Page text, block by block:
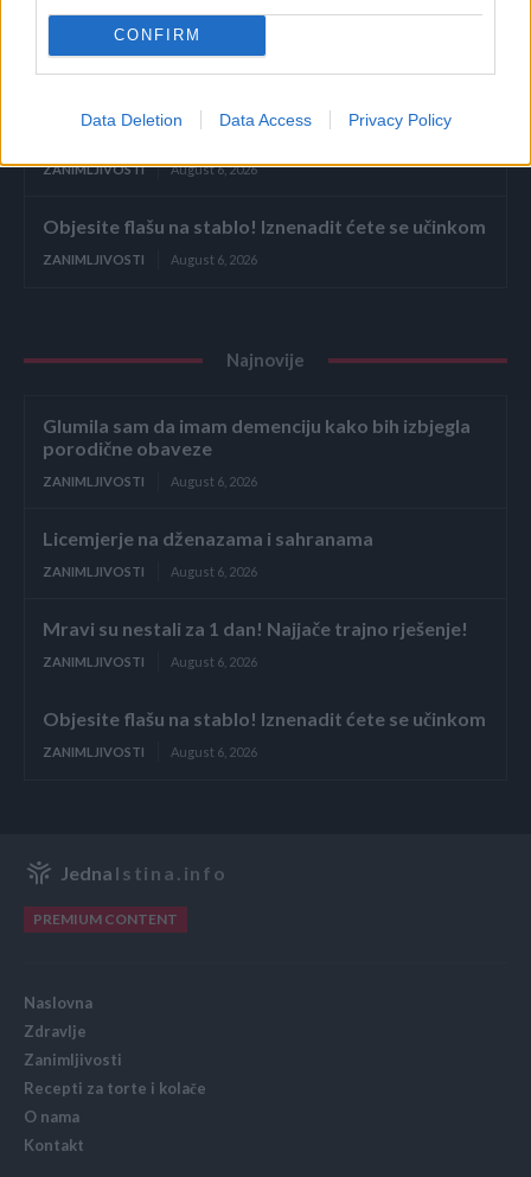
CONFIRM
Data Deletion Data Access Privacy Policy
Licemjerje na dženazama i sahranama
ZANIMLJIVOSTI August 6, 2026
Mravi su nestali za 1 dan! Najjače trajno rješenje!
ZANIMLJIVOSTI August 6, 2026
Objesite flašu na stablo! Iznenadit ćete se učinkom
ZANIMLJIVOSTI August 6, 2026
Najnovije
Glumila sam da imam demenciju kako bih izbjegla
porodične obaveze
ZANIMLJIVOSTI August 6, 2026
Licemjerje na dženazama i sahranama
ZANIMLJIVOSTI August 6, 2026
Mravi su nestali za 1 dan! Najjače trajno rješenje!
ZANIMLJIVOSTI August 6, 2026
Objesite flašu na stablo! Iznenadit ćete se učinkom
ZANIMLJIVOSTI August 6, 2026
Jedna Istina.info
PREMIUM CONTENT
Naslovna
Zdravlje
Zanimljivosti
Recepti za torte i kolače
O nama
Kontakt